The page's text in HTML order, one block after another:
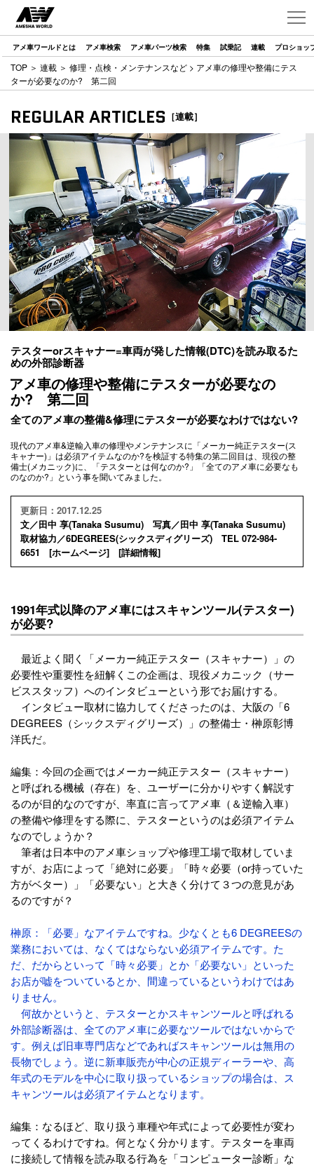
アメ車ワールドとは アメ車検索 アメ車パーツ検索 特集 試乗記 連載 プロショッ
TOP ＞ 連載 ＞ 修理・点検・メンテナンスなど > アメ車の修理や整備にテス
ターが必要なのか? 第二回
REGULAR ARTICLES ［連載］
テスターorスキャナー=車両が発した情報(DTC)を読み取るた
めの外部診断器
アメ車の修理や整備にテスターが必要なの
か? 第二回
全てのアメ車の整備&修理にテスターが必要なわけではない?
現代のアメ車&逆輸入車の修理やメンテナンスに「メーカー純正テスター(ス
キャナー)」は必須アイテムなのか?を検証する特集の第二回目は、現役の整
備士(メカニック)に、「テスターとは何なのか?」「全てのアメ車に必要なも
のなのか?」という事を聞いてみました。
更新日：2017.12.25
文／田中 享(Tanaka Susumu) 写真／田中 享(Tanaka Susumu)
取材協力／6DEGREES(シックスディグリーズ) TEL 072-984-
6651 [ホームページ] [詳細情報]
1991年式以降のアメ車にはスキャンツール(テスター)
が必要?
最近よく聞く「メーカー純正テスター（スキャナー）」の
必要性や重要性を紐解くこの企画は、現役メカニック（サー
ビススタッフ）へのインタビューという形でお届けする。
インタビュー取材に協力してくださったのは、大阪の「6
DEGREES（シックスディグリーズ）」の整備士・榊原彰博
洋氏だ。
編集：今回の企画ではメーカー純正テスター（スキャナー）
と呼ばれる機械（存在）を、ユーザーに分かりやすく解説す
るのが目的なのですが、率直に言ってアメ車（＆逆輸入車）
の整備や修理をする際に、テスターというのは必須アイテム
なのでしょうか？
筆者は日本中のアメ車ショップや修理工場で取材していま
すが、お店によって「絶対に必要」「時々必要（or持っていた
方がベター）」「必要ない」と大きく分けて３つの意見があ
るのですが？
榊原：「必要」なアイテムですね。少なくとも6 DEGREESの
業務においては、なくてはならない必須アイテムです。た
だ、だからといって「時々必要」とか「必要ない」といった
お店が嘘をついているとか、間違っているというわけではあ
りません。
何故かというと、テスターとかスキャンツールと呼ばれる
外部診断器は、全てのアメ車に必要なツールではないからで
す。例えば旧車専門店などであればスキャンツールは無用の
長物でしょう。逆に新車販売が中心の正規ディーラーや、高
年式のモデルを中心に取り扱っているショップの場合は、ス
キャンツールは必須アイテムとなります。
編集：なるほど、取り扱う車種や年式によって必要性が変わ
ってくるわけですね。何となく分かります。テスターを車両
に接続して情報を読み取る行為を「コンピューター診断」な